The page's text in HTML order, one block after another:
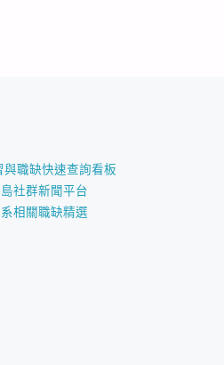
職缺快速查詢看板
社群新聞平台
相關職缺精選